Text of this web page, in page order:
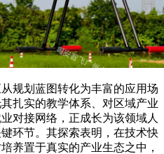
规划蓝图转化为丰富的应用场
扎实的教学体系、对区域产业
对接网络，正成长为该领域人
环节。其探索表明，在技术快
养置于真实的产业生态之中，